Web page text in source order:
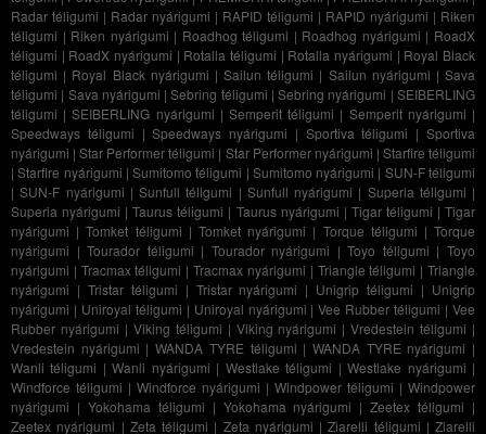
Radar téligumi | Radar nyárigumi | RAPID téligumi | RAPID nyárigumi | Riken
téligumi | Riken nyárigumi | Roadhog téligumi | Roadhog nyárigumi | RoadX
téligumi | RoadX nyárigumi | Rotalla téligumi | Rotalla nyárigumi | Royal Black
téligumi | Royal Black nyárigumi |Sailun téligumi | Sailun nyárigumi |Sava
téligumi | Sava nyárigumi |Sebring téligumi |Sebring nyárigumi |SEIBERLING
téligumi |SEIBERLING nyárigumi |Semperit téligumi | Semperit nyárigumi |
Speedways téligumi |Speedways nyárigumi | Sportiva téligumi |Sportiva
nyárigumi |Star Performer téligumi | Star Performer nyárigumi | Starfire téligumi
|Starfire nyárigumi |Sumitomo téligumi | Sumitomo nyárigumi | SUN-F téligumi
|SUN-F nyárigumi | Sunfull téligumi | Sunfull nyárigumi | Superia téligumi |
Superia nyárigumi |Taurus téligumi | Taurus nyárigumi | Tigar téligumi |Tigar
nyárigumi |Tomket téligumi | Tomket nyárigumi | Torque téligumi |Torque
nyárigumi |Tourador téligumi | Tourador nyárigumi |Toyo téligumi |Toyo
nyárigumi | Tracmax téligumi |Tracmax nyárigumi | Triangle téligumi |Triangle
nyárigumi | Tristar téligumi | Tristar nyárigumi | Unigrip téligumi | Unigrip
nyárigumi | Uniroyal téligumi | Uniroyal nyárigumi |Vee Rubber téligumi |Vee
Rubber nyárigumi | Viking téligumi | Viking nyárigumi |Vredestein téligumi |
Vredestein nyárigumi |WANDA TYRE téligumi | WANDA TYRE nyárigumi |
Wanli téligumi |Wanli nyárigumi | Westlake téligumi |Westlake nyárigumi |
Windforce téligumi | Windforce nyárigumi | Windpower téligumi | Windpower
nyárigumi | Yokohama téligumi | Yokohama nyárigumi |Zeetex téligumi |
Zeetex nyárigumi | Zeta téligumi | Zeta nyárigumi |Ziarelli téligumi | Ziarelli